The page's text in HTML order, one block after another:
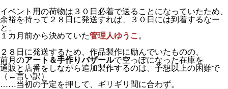
イベント用の荷物は３０日必着で送ることになっていたため、
余裕を持って２８日に発送すれば、３０日には到着するなー
と、
１カ月前から決めていた管理人ゆうこ 。
２８日に発送するため、作品製作に励んでいたものの、
前月のアート＆手作りバザールで空っぽになった在庫を
通販と店番をしながら追加製作するのは、予想以上の困難で
（←言い訳）
……当初の予定を押して、ギリギリ間に合わず。